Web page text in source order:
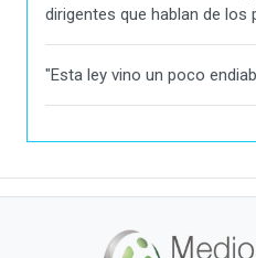
dirigentes que hablan de los
"Esta ley vino un poco